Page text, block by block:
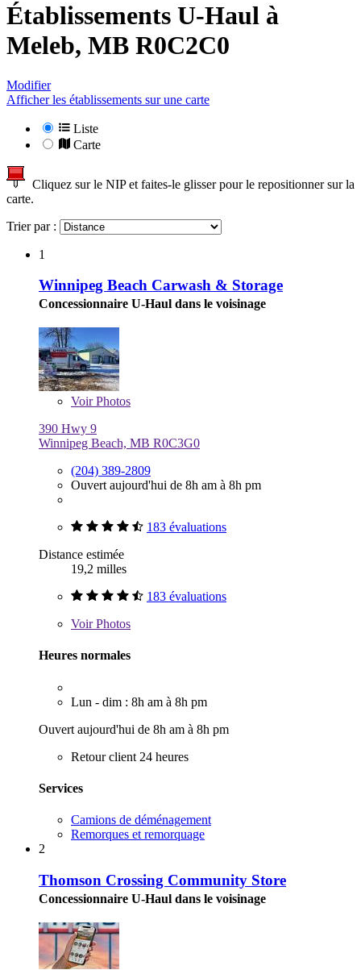
Établissements U-Haul à
Meleb, MB R0C2C0
Modifier
Afficher les établissements sur une carte
Liste
Carte
Cliquez sur le NIP et faites-le glisser pour le repositionner sur la
carte.
Trier par :
1
Winnipeg Beach Carwash & Storage
Concessionnaire U-Haul dans le voisinage
VoirPhotos
390 Hwy 9
Winnipeg Beach, MB R0C3G0
(204) 389-2809
Ouvert aujourd'hui de 8h am à 8h pm
183 évaluations
Distance estimée
19,2 milles
183 évaluations
VoirPhotos
Heures normales
Lun - dim : 8h am à 8h pm
Ouvert aujourd'hui de 8h am à 8h pm
Retour client 24 heures
Services
Camions de déménagement
Remorques et remorquage
2
Thomson Crossing Community Store
Concessionnaire U-Haul dans le voisinage